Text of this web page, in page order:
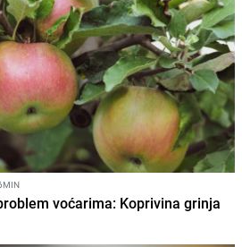
voćarima: Koprivina grinja